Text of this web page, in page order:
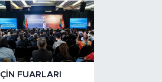
ÇIN FUARLARI